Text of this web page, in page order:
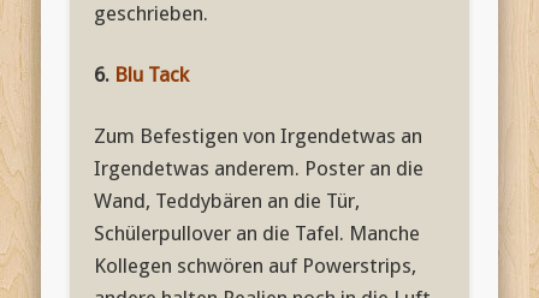
geschrieben.
6. Blu Tack
Zum Befestigen von Irgendetwas an
Irgendetwas anderem. Poster an die
Wand, Teddybären an die Tür,
Schülerpullover an die Tafel. Manche
Kollegen schwören auf Powerstrips,